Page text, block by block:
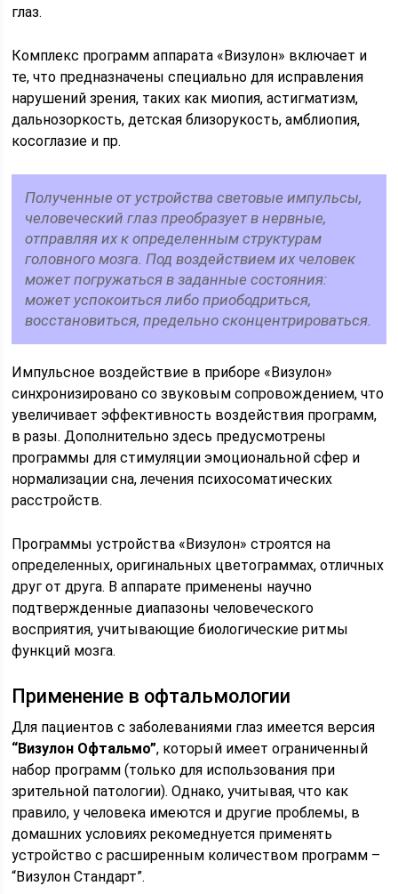
глаз.
Комплекс программ аппарата «Визулон» включает и
те, что предназначены специально для исправления
нарушений зрения, таких как миопия, астигматизм,
дальнозоркость, детская близорукость, амблиопия,
косоглазие и пр.
Полученные от устройства световые импульсы,
человеческий глаз преобразует в нервные,
отправляя их к определенным структурам
головного мозга. Под воздействием их человек
может погружаться в заданные состояния:
может успокоиться либо приободриться,
восстановиться, предельно сконцентрироваться.
Импульсное воздействие в приборе «Визулон»
синхронизировано со звуковым сопровождением, что
увеличивает эффективность воздействия программ,
в разы. Дополнительно здесь предусмотрены
программы для стимуляции эмоциональной сфер и
нормализации сна, лечения психосоматических
расстройств.
Программы устройства «Визулон» строятся на
определенных, оригинальных цветограммах, отличных
друг от друга. В аппарате применены научно
подтвержденные диапазоны человеческого
восприятия, учитывающие биологические ритмы
функций мозга.
Применение в офтальмологии
Для пациентов с заболеваниями глаз имеется версия
“Визулон Офтальмо”, который имеет ограниченный
набор программ (только для использования при
зрительной патологии). Однако, учитывая, что как
правило, у человека имеются и другие проблемы, в
домашних условиях рекомеднуется применять
устройство с расширенным количеством программ –
“Визулон Стандарт”.